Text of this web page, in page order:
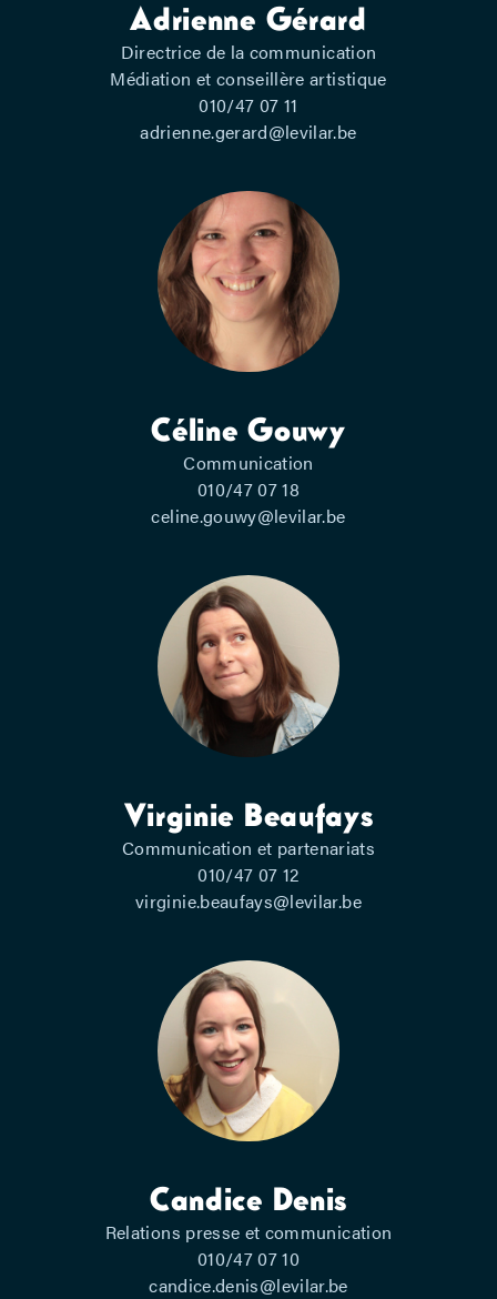
Adrienne Gérard
Directrice de la communication
Médiation et conseillère artistique
010/47 07 11
adrienne.gerard@levilar.be
Céline Gouwy
Communication
010/47 07 18
celine.gouwy@levilar.be
Virginie Beaufays
Communication et partenariats
010/47 07 12
virginie.beaufays@levilar.be
Candice Denis
Relations presse et communication
010/47 07 10
candice.denis@levilar.be